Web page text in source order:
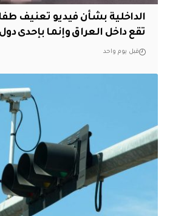
الداخلية بشأن فيديو تعنيف
تقع داخل العراق وإنما بإحدى
قبل يوم واحد